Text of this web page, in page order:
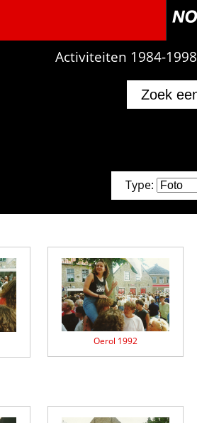
Activiteiten 1984-1998
Type:
Oerol 1992